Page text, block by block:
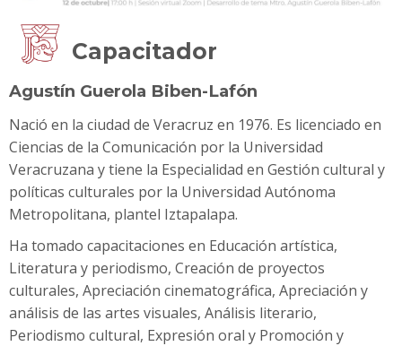
Capacitador
Agustín Guerola Biben-Lafón
Nació en la ciudad de Veracruz en 1976. Es licenciado en
Ciencias de la Comunicación por la Universidad
Veracruzana y tiene la Especialidad en Gestión cultural y
políticas culturales por la Universidad Autónoma
Metropolitana, plantel Iztapalapa.
Ha tomado capacitaciones en Educación artística,
Literatura y periodismo, Creación de proyectos
culturales, Apreciación cinematográfica, Apreciación y
análisis de las artes visuales, Análisis literario,
Periodismo cultural, Expresión oral y Promoción y